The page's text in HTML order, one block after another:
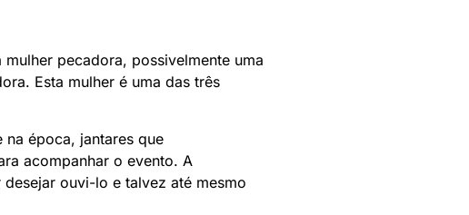
pecadora, possivelmente uma
Esta mulher é uma das três
na época, jantares que
acompanhar o evento. A
ouvi-lo e talvez até mesmo